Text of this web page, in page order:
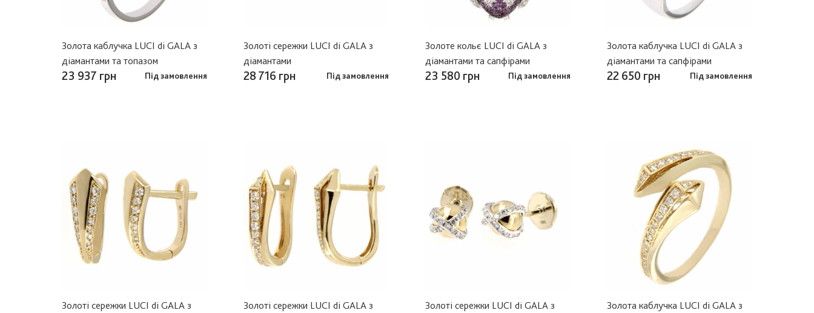
Золота каблучка LUCI di GALA з
діамантами та топазом
23 937 грн Під замовлення
Золоті сережки LUCI di GALA з
діамантами
28 716 грн Під замовлення
Золоте кольє LUCI di GALA з
діамантами та сапфірами
23 580 грн Під замовлення
Золота каблучка LUCI di GALA з
діамантами та сапфірами
22 650 грн Під замовлення
Золоті сережки LUCI di GALA з
Золоті сережки LUCI di GALA з
Золоті сережки LUCI di GALA з
Золота каблучка LUCI di GALA з